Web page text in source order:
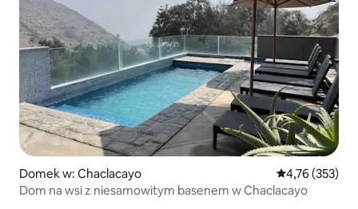
Domek w: Chaclacayo Średnia
4,76 (353)
Dom na wsi z niesamowitym basenem w Chaclacayo